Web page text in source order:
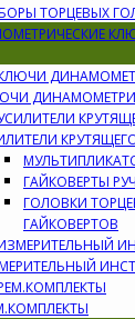
ТОРЦЕВЫХ
ГАЙКОВЕРТЫ
ГОЛОВКИ
ГАЙКОВЕРТОВ